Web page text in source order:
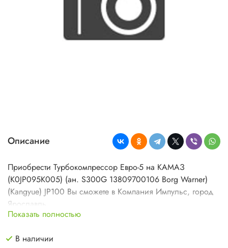
Описание
Приобрести Турбокомпрессор Евро-5 на КАМАЗ
(K0JP095K005) (ан. S300G 13809700106 Borg Warner)
(Kangyue) JP100 Вы сможете в Компания Импульс, город
Ярославль
Показать полностью
В наличии